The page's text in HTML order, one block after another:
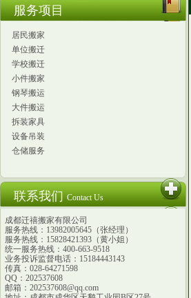
服务项目
居民搬家
单位搬迁
学校搬迁
小件搬家
钢琴搬运
大件搬运
拆装家具
设备吊装
仓储服务
联系我们Contact Us
成都迁禧搬家有限公司
服务热线：13982005645（张经理）
服务热线：15828421393（黄小姐）
统一服务热线：400-663-9518
业务投诉监督电话：15184443143
传真：028-64271598
QQ：202537608
邮箱：202537608@qq.com